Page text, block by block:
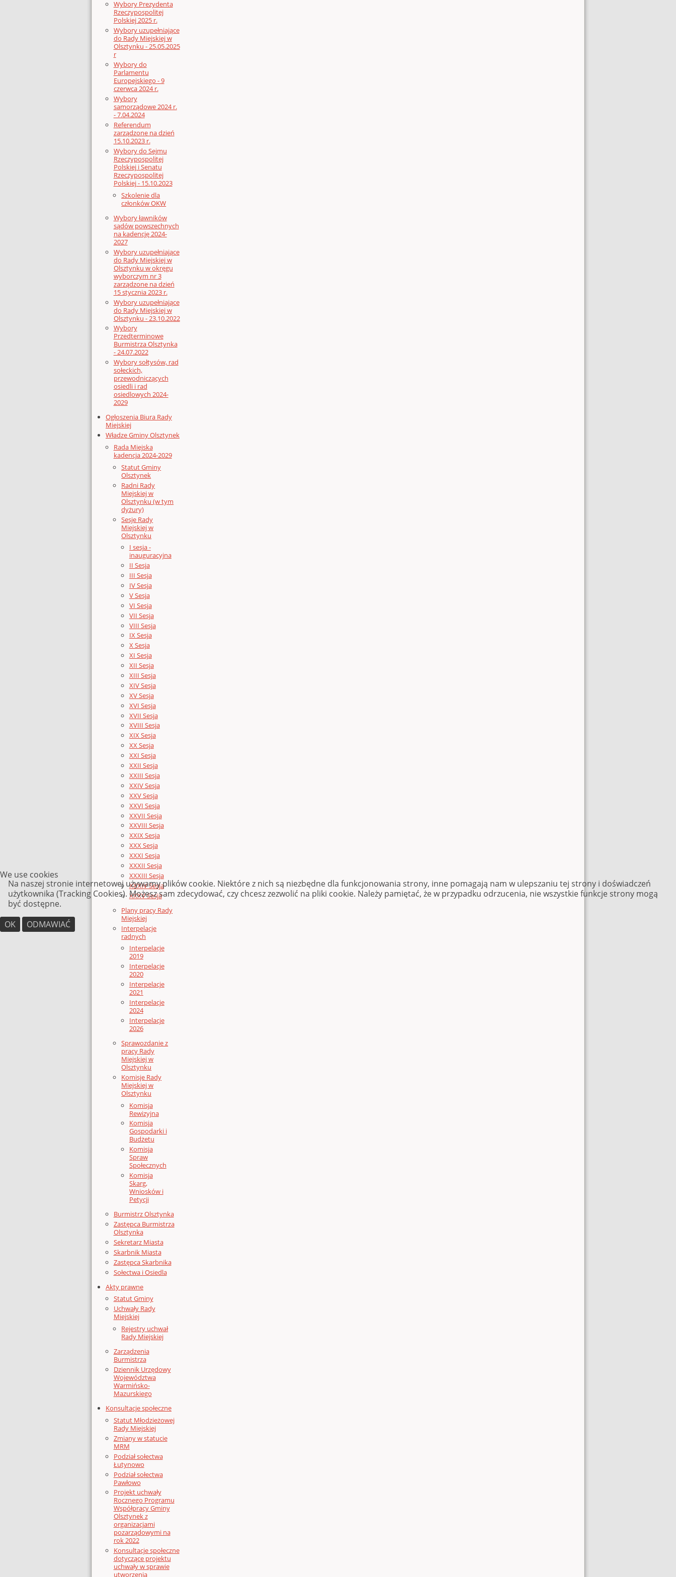
Wybory Prezydenta
Rzeczypospolitej
Polskiej 2025 r.
Wybory uzupełniające
do Rady Miejskiej w
Olsztynku - 25.05.2025
r
Wybory do
Parlamentu
Europejskiego - 9
czerwca 2024 r.
Wybory
samorządowe 2024 r.
- 7.04.2024
Referendum
zarządzone na dzień
15.10.2023 r.
Wybory do Sejmu
Rzeczypospolitej
Polskiej i Senatu
Rzeczypospolitej
Polskiej - 15.10.2023
Szkolenie dla
członków OKW
Wybory ławników
sądów powszechnych
na kadencję 2024-
2027
Wybory uzupełniające
do Rady Miejskiej w
Olsztynku w okręgu
wyborczym nr 3
zarządzone na dzień
15 stycznia 2023 r.
Wybory uzupełniające
do Rady Miejskiej w
Olsztynku - 23.10.2022
Wybory
Przedterminowe
Burmistrza Olsztynka
- 24.07.2022
Wybory sołtysów, rad
sołeckich,
przewodniczących
osiedli i rad
osiedlowych 2024-
2029
Ogłoszenia Biura Rady
Miejskiej
Władze Gminy Olsztynek
Rada Miejska
kadencja 2024-2029
Statut Gminy
Olsztynek
Radni Rady
Miejskiej w
Olsztynku (w tym
dyżury)
Sesje Rady
Miejskiej w
Olsztynku
I sesja -
inauguracyjna
II Sesja
III Sesja
IV Sesja
V Sesja
VI Sesja
VII Sesja
VIII Sesja
IX Sesja
X Sesja
XI Sesja
XII Sesja
XIII Sesja
XIV Sesja
XV Sesja
XVI Sesja
XVII Sesja
XVIII Sesja
XIX Sesja
XX Sesja
XXI Sesja
XXII Sesja
XXIII Sesja
XXIV Sesja
XXV Sesja
XXVI Sesja
XXVII Sesja
XXVIII Sesja
XXIX Sesja
XXX Sesja
XXXI Sesja
XXXII Sesja
XXXIII Sesja
XXXIV Sesja
XXXV Sesja
Plany pracy Rady
Miejskiej
Interpelacje
radnych
Interpelacje
2019
Interpelacje
2020
Interpelacje
2021
Interpelacje
2024
Interpelacje
2026
Sprawozdanie z
pracy Rady
Miejskiej w
Olsztynku
Komisje Rady
Miejskiej w
Olsztynku
Komisja
Rewizyjna
Komisja
Gospodarki i
Budżetu
Komisja
Spraw
Społecznych
Komisja
Skarg,
Wniosków i
Petycji
Burmistrz Olsztynka
Zastępca Burmistrza
Olsztynka
Sekretarz Miasta
Skarbnik Miasta
Zastępca Skarbnika
Sołectwa i Osiedla
Akty prawne
Statut Gminy
Uchwały Rady
Miejskiej
Rejestry uchwał
Rady Miejskiej
Zarządzenia
Burmistrza
Dziennik Urzędowy
Województwa
Warmińsko-
Mazurskiego
Konsultacje społeczne
Statut Młodzieżowej
Rady Miejskiej
Zmiany w statucie
MRM
Podział sołectwa
Łutynowo
Podział sołectwa
Pawłowo
Projekt uchwały
Rocznego Programu
Współpracy Gminy
Olsztynek z
organizacjami
pozarządowymi na
rok 2022
Konsultacje społeczne
dotyczące projektu
uchwały w sprawie
utworzenia
We use cookies
Na naszej stronie internetowej używamy plików cookie. Niektóre z nich są niezbędne dla funkcjonowania strony, inne pomagają nam w ulepszaniu tej strony i doświadczeń
użytkownika (Tracking Cookies). Możesz sam zdecydować, czy chcesz zezwolić na pliki cookie. Należy pamiętać, że w przypadku odrzucenia, nie wszystkie funkcje strony mogą
być dostępne.
OK
ODMAWIAĆ